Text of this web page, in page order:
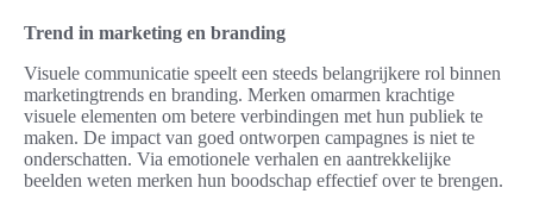
Trend in marketing en branding
Visuele communicatie speelt een steeds belangrijkere rol binnen
marketingtrends en branding. Merken omarmen krachtige
visuele elementen om betere verbindingen met hun publiek te
maken. De impact van goed ontworpen campagnes is niet te
onderschatten. Via emotionele verhalen en aantrekkelijke
beelden weten merken hun boodschap effectief over te brengen.